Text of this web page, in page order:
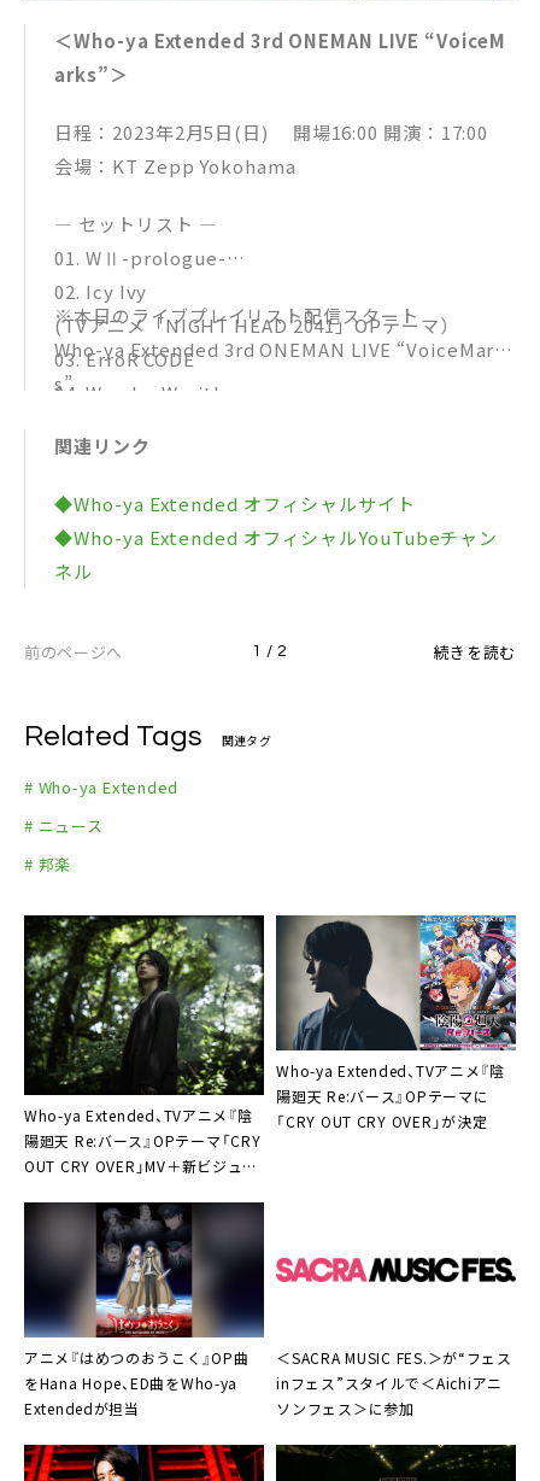
＜Who-ya Extended 3rd ONEMAN LIVE “VoiceM
arks”＞
日程：2023年2月5日(日) 開場16:00 開演：17:00
会場：KT Zepp Yokohama
― セットリスト ―
01. WⅡ-prologue-
02. Icy Ivy
(TVアニメ「NIGHT HEAD 2041」OPテーマ）
03. ErroR CODE
04. Wander Wraith
06. Dogma-Agnostic
07. A Shout Of Triumph
(TVアニメ「ビルディバイド -#FFFFFF-」EDテーマ)
08. Killing My Fear
11. 透明な花
13. Wasted Dawn
(劇場版「PSYCHO-PASS サイコパス 3 FIRST INSP
ECTOR」主題歌）
15. Q-vism （TVアニメ「PSYCHO-PASS サイコパス
16. VIVID VICE（TVアニメ「呪術廻戦」第2クールO
Pテーマ）
17. VIVID BANG
18. WⅡ-epilogue-
※本日のライブプレイリスト配信スタート
Who-ya Extended 3rd ONEMAN LIVE “VoiceMark
s”
ks
関連リンク
◆Who-ya Extended オフィシャルサイト
◆Who-ya Extended オフィシャルYouTubeチャン
ネル
前のページへ 1 / 2 続きを読む
Related Tags 関連タグ
# Who-ya Extended
# ニュース
# 邦楽
Who-ya Extended、TVアニメ『陰
陽廻天 Re:バース』OPテーマ「CRY
OUT CRY OVER」MV＋新ビジュア
Who-ya Extended、TVアニメ『陰
陽廻天 Re:バース』OPテーマに
「CRY OUT CRY OVER」が決定
アニメ『はめつのおうこく』OP曲
をHana Hope、ED曲をWho-ya
Extendedが担当
＜SACRA MUSIC FES.＞が“フェス
inフェス”スタイルで＜Aichiアニ
ソンフェス＞に参加